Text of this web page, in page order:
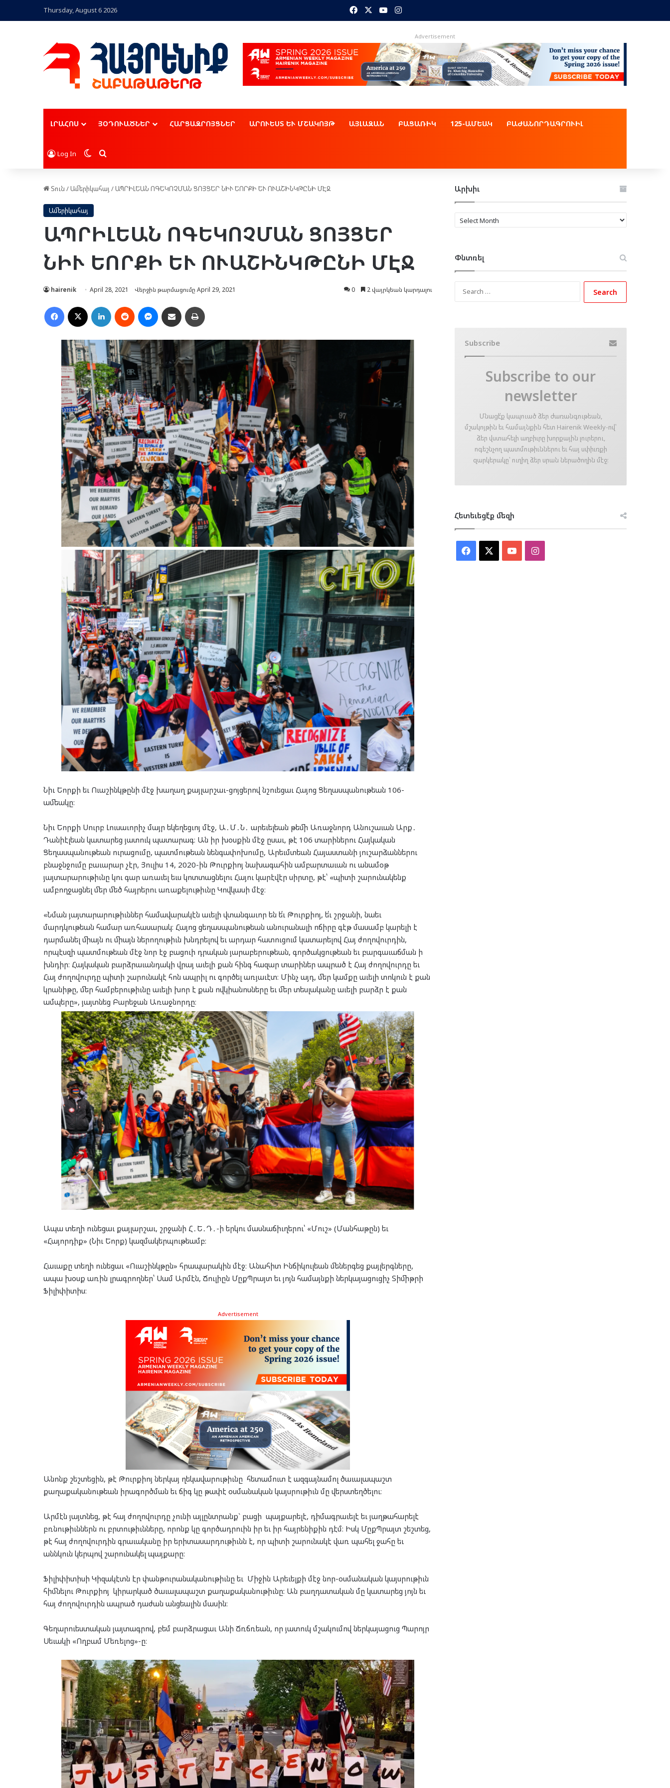
Thursday, August 6 2026 FacebookYouTubeInstagram
Advertisement
ԼՐԱՀՈՍ ՅՕԴՈՒԱԾՆԵՐ ՀԱՐՑԱԶՐՈՅՑՆԵՐ ԱՐՈՒԵՍՏ ԵՒ ՄՇԱԿՈՅԹ ԱՅԼԱԶԱՆ ԲԱՑԱՌԻԿ 125-ԱՄԵԱԿ ԲԱԺԱՆՈՐԴԱԳՐՈՒԻԼ
Log In Switch skin
Որոնել
Տուն /Ամերիկահայ /ԱՊՐԻԼԵԱՆ ՈԳԵԿՈՉՄԱՆ ՑՈՅՑԵՐ ՆԻՒ ԵՈՐՔԻ ԵՒ ՈՒԱՇԻՆԿԹԸՆԻ ՄԷՋ
Ամերիկահայ
ԱՊՐԻԼԵԱՆ ՈԳԵԿՈՉՄԱՆ ՑՈՅՑԵՐ
ՆԻՒ ԵՈՐՔԻ ԵՒ ՈՒԱՇԻՆԿԹԸՆԻ ՄԷՋ
hairenik April 28, 2021 Վերջին թարմացումը April 29, 2021 0 2 վայրկեան կարդալու
Facebook LinkedIn Reddit MessengerՈւղարկել նամակ
Նիւ Եորքի եւ Ուաշինկթընի մէջ խաղաղ քայլարշաւ-ցոյցերով նշուեցաւ Հայոց Ցեղասպանութեան 106-
ամեակը։
Նիւ Եորքի Սուրբ Լուսաւորիչ մայր եկեղեցւոյ մէջ, Ա․Մ․Ն․ արեւելեան թեմի Առաջնորդ Անուշաւան Արք․
Դանիէլեան կատարեց յատուկ պատարագ։ Ան իր խօսքին մէջ ըսաւ, թէ 106 տարիներու Հայկական
Ցեղասպանութեան ուրացումը, պատմութեան նենգափոխումը, Արեւմտեան Հայաստանի յուշարձաններու
բնաջնջումը բաւարար չէր, Յուլիս 14, 2020-ին Թուրքիոյ նախագահին ամբարտաւան ու անամօթ
յայտարարութիւնը կու գար առաւել եւս կոտտացնելու Հայու կարէվէր սիրտը, թէ՝ «պիտի շարունակենք
ամբողջացնել մեր մեծ հայրերու առաքելութիւնը Կովկասի մէջ։
«Նման յայտարարութիւններ համավարակէն աւելի վտանգաւոր են ե՛ւ Թուրքիոյ, ե՛ւ շրջանի, նաեւ
մարդկութեան համար առհասարակ։ Հայոց ցեղասպանութեան անուրանալի ոճիրը գէթ մասամբ կարելի է
դարմանել միայն ու միայն ներողութիւն խնդրելով եւ արդար հատուցում կատարելով Հայ ժողովուրդին,
որպէսզի պատմութեան մէջ նոր էջ բացուի դրական յարաբերութեան, գործակցութեան եւ բարգաւաճման ի
խնդիր։ Հայկական բարձրաւանդակի վրայ աւելի քան հինգ հազար տարիներ ապրած է Հայ ժողովուրդը եւ
Հայ ժողովուրդը պիտի շարունակէ հոն ապրիլ ու գործել առյաւէտ։ Մինչ այդ, մեր կամքը աւելի տոկուն է քան
կրանիթը, մեր համբերութիւնը աւելի խոր է քան ովկիանոսները եւ մեր տեսլականը աւելի բարձր է քան
ամպերը», յայտնեց Բարեջան Առաջնորդը։
Ապա տեղի ունեցաւ քայլարշաւ, շրջանի Հ․Ե․Դ․-ի երկու մասնաճիւղերու՝ «Մուշ» (Մանհաթըն) եւ
«Հայորդիք» (Նիւ Եորք) կազմակերպութեամբ։
Հաւաքը տեղի ունեցաւ «Ուաշինկթըն» հրապարակին մէջ։ Անահիտ Ինճիկուլեան մեներգեց քայլերգները,
ապա խօսք առին լրագրողներ՝ Սամ Արմէն, Ճուլիըն ՄըքՊրայտ եւ յոյն համայնքի ներկայացուցիչ Տիմիթրի
Ֆիլիփիտիս։
Advertisement
Անոնք շեշտեցին, թէ Թուրքիոյ ներկայ ղեկավարութիւնը հետամուտ է ազգայնամոլ ծաւալապաշտ
քաղաքականութեան իրագործման եւ ճիգ կը թափէ օսմանական կայսրութիւն մը վերստեղծելու։
Արմէն յայտնեց, թէ հայ ժողովուրդը չունի այլընտրանք` բացի պայքարելէ, դիմագրաւելէ եւ յաղթահարելէ
բռնութիւններն ու բրտութիւնները, որոնք կը գործադրուին իր եւ իր հայրենիքին դէմ։ Իսկ ՄըքՊրայտ շեշտեց,
թէ հայ ժողովուրդին գրաւականը իր երիտասարդութիւնն է, որ պիտի շարունակէ վառ պահել ջահը եւ
աննկուն կերպով շարունակել պայքարը:
Ֆիլիփիտիսի Կիզակէտն էր փանթուրանականութիւնը եւ Միջին Արեւելքի մէջ նոր-օսմանական կայսրութիւն
հիմնելու Թուրքիոյ կիրարկած ծաւալապաշտ քաղաքականութիւնը: Ան բաղդատական մը կատարեց յոյն եւ
հայ ժողովուրդին ապրած դաժան անցեալին մասին։
Գեղարուեստական յայտագրով, բեմ բարձրացաւ Անի Ճռճռեան, որ յատուկ մշակումով ներկայացուց Պարոյր
Սեւակի «Ողբամ Մեռելոց»-ը։
Արխիւ
Արխիւ
Փնտռել
Subscribe
Subscribe to our
newsletter
Մնացէ՛ք կապուած ձեր ժառանգութեան,
մշակոյթին եւ համայնքին հետ Hairenik Weekly-ով՝
ձեր վստահելի աղբիւրը խորքային լուրերու,
ոգեշնչող պատմութիւններու եւ հայ սփիւռքի
զարկերակը՝ ուղիղ ձեր սրան ներածողին մէջ։
Հետեւեցէ՛ք մեզի
Facebook YouTubeInstagram